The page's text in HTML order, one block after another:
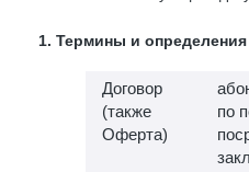
1. Термины и определения
Договор
(также
Оферта)
по